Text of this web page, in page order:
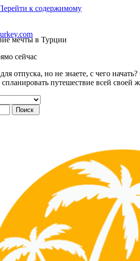
к содержимому
мечты в Турции
сейчас
отпуска, но не знаете, с чего
путешествие всей своей